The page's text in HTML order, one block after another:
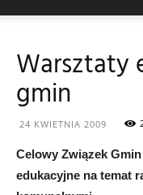
Warsztaty
gmin
24 KWIETNIA 2009
Celowy Związek
edukacyjne na temat